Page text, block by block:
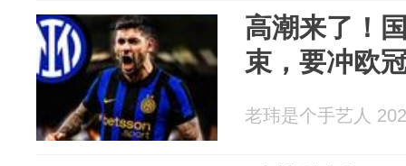
高潮来了！
束，要冲欧
老玮是个手艺人